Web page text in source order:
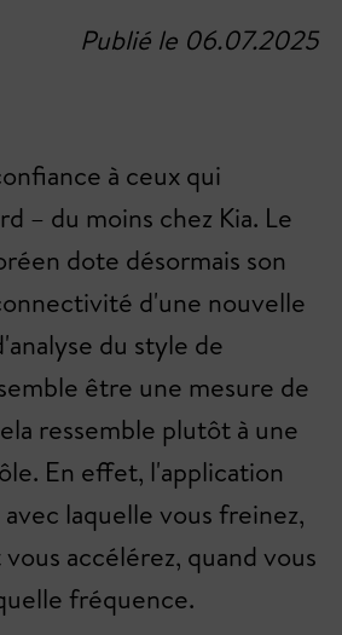
Publié le 06.07.2025
à ceux qui
– du moins chez Kia. Le
dote désormais son
d'une nouvelle
du style de
être une mesure de
ressemble plutôt à une
En effet, l'application
laquelle vous freinez,
accélérez, quand vous
fréquence.